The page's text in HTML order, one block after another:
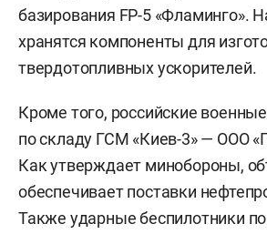
базирования FP-5 «Фламинго».
хранятся компоненты для
твердотопливных ускорителей.
Кроме того, российские
по складу ГСМ «Киев-3» — ООО
Как утверждает минобороны,
обеспечивает поставки
Также ударные беспилотники